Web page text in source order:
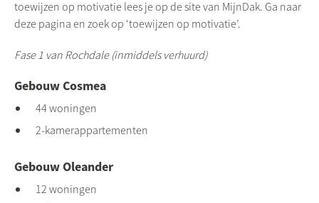
toewijzen op motivatie lees je op de site van MijnDak. Ga naar
deze pagina en zoek op ‘toewijzen op motivatie’.
Fase 1 van Rochdale (inmiddels verhuurd)
Gebouw Cosmea
44 woningen
2-kamerappartementen
Gebouw Oleander
12 woningen